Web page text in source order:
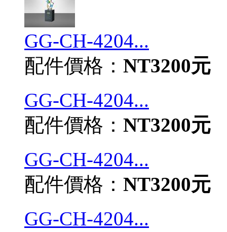
GG-CH-4204...
配件價格： NT3200元
GG-CH-4204...
配件價格： NT3200元
GG-CH-4204...
配件價格： NT3200元
GG-CH-4204...